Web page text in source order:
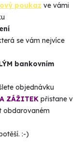
poukaz ve vámi
se vám nejvíce
bankovním
objednávku
ZÁŽITEK přistane v
obdarovaném
:-)